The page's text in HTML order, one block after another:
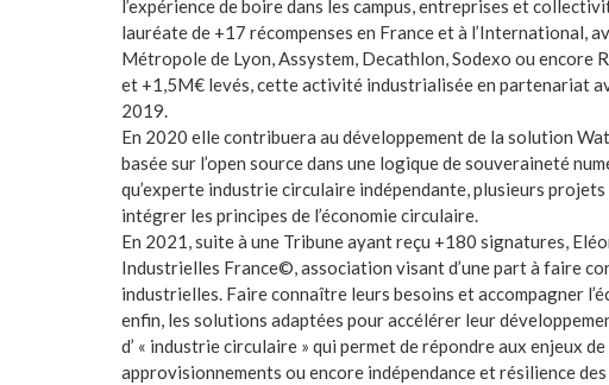
l’expérience de boire dans les campus, entreprises et
lauréate de +17 récompenses en France et à l’International,
Métropole de Lyon, Assystem, Decathlon, Sodexo ou encore
et +1,5M€ levés, cette activité industrialisée en partenariat
2019.
En 2020 elle contribuera au développement de la solution
basée sur l’open source dans une logique de souveraineté
qu’experte industrie circulaire indépendante, plusieurs
intégrer les principes de l’économie circulaire.
En 2021, suite à une Tribune ayant reçu +180 signatures,
Industrielles France©, association visant d’une part à faire
industrielles. Faire connaître leurs besoins et accompagner
enfin, les solutions adaptées pour accélérer leur
d’ « industrie circulaire » qui permet de répondre aux enjeux
approvisionnements ou encore indépendance et résilience